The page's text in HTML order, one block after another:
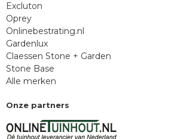
Excluton
Oprey
Onlinebestrating.nl
Gardenlux
Claessen Stone + Garden
Stone Base
Alle merken
Onze partners